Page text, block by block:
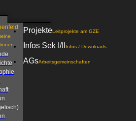
ProjekteLeitprojekte am GZE
Infos Sek I/II Infos / Downloads
AGsArbeitsgemeinschaften